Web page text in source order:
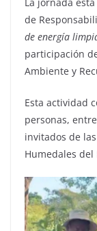
de
de energía
participación
Ambiente y
Esta actividad
personas,
invitados de
Humedales del